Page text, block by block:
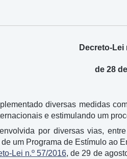
Decreto-Lei
de 28
diversas medidas
e estimulando um
por diversas vias,
um Programa de Estímulo ao
Lei n.º 57/2016, de 29 de